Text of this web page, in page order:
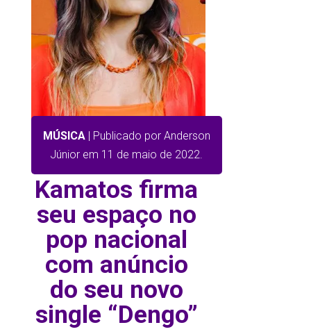
MÚSICA| Publicado por Anderson
Júnior em 11 de maio de 2022.
Kamatos firma
seu espaço no
pop nacional
com anúncio
do seu novo
single “Dengo”